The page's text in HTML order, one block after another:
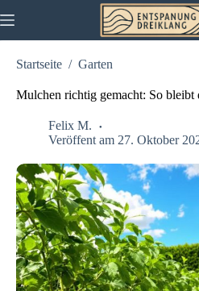
Inhalt
Startseite / Garten
Mulchen richtig gemacht: So bleibt
Felix M.
Veröffent am 27. Oktober